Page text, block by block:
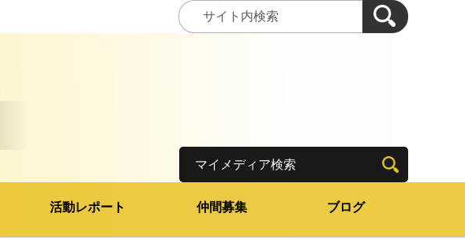
活動レポート 仲間募集 ブログ
マイメディア検索